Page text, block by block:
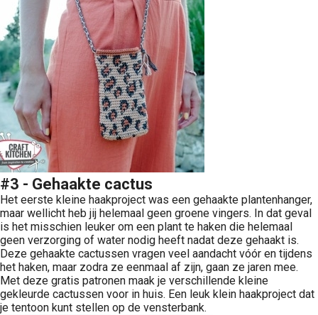
#3 - Gehaakte cactus
Het eerste kleine haakproject was een gehaakte plantenhanger,
maar wellicht heb jij helemaal geen groene vingers. In dat geval
is het misschien leuker om een plant te haken die helemaal
geen verzorging of water nodig heeft nadat deze gehaakt is.
Deze gehaakte cactussen vragen veel aandacht vóór en tijdens
het haken, maar zodra ze eenmaal af zijn, gaan ze jaren mee.
Met deze gratis patronen maak je verschillende kleine
gekleurde cactussen voor in huis. Een leuk klein haakproject dat
je tentoon kunt stellen op de vensterbank.